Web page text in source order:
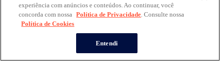
experiência com anúncios e conteúdos. Ao continuar, você
concorda com nossa Política de Privacidade. Consulte nossa
Política de Cookies
Entendi